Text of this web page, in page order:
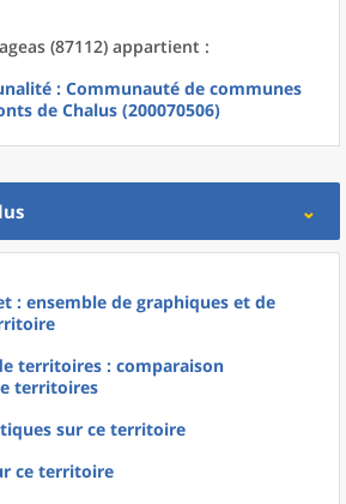
(87112) appartient :
: Communauté de communes
de Chalus (200070506)
: ensemble de graphiques et de
territoires : comparaison
territoires
sur ce territoire
ce territoire